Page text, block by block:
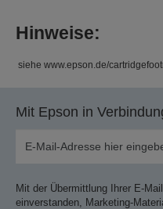
Hinweise:
siehe www.epson.de/
Mit Epson in
Mit der Übermittlung Ihrer E-
einverstanden, Marketing-